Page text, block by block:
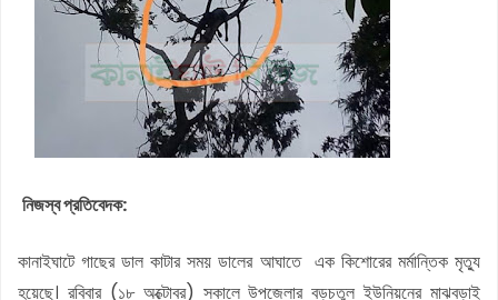
নিজস্ব প্রতিবেদক:
কানাইঘাটে গাছের ডাল কাটার সময় ডালের আঘাতে এক কিশোরের মর্মান্তিক মৃত্যু
হয়েছে। রবিবার (১৮ অক্টোবর) সকালে উপজেলার বড়চতুল ইউনিয়নের মাঝবড়াই